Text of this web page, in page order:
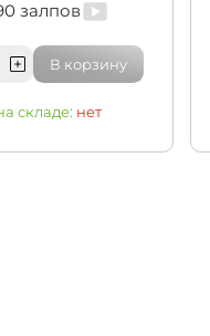
залпов
В корзину
складе: нет